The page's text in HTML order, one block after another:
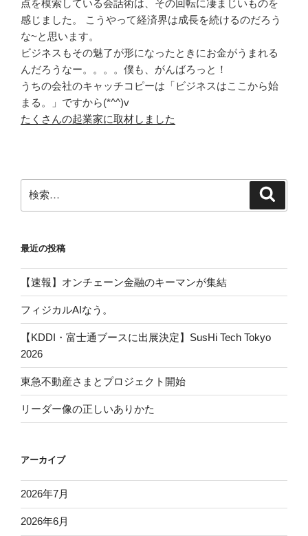
点を模索している会話術は、その回転に凄まじいものを
感じました。 こうやって経済界は成長を続けるのだろう
な~と思います。
ビジネスもその魅了が形になったときにお金がうまれる
んだろうなー。。。。僕も、がんばろっと！
うちの会社のキャッチコピーは「ビジネスはここから始
まる。」ですから(*^^)v
たくさんの起業家に取材しました
索:
最近の投稿
【速報】オンチェーン金融のキーマンが集結
フィジカルAIなう。
【KDDI・富士通ブースに出展決定】SusHi Tech Tokyo
2026
東急不動産さまとプロジェクト開始
リーダー像の正しいありかた
アーカイブ
2026年7月
2026年6月